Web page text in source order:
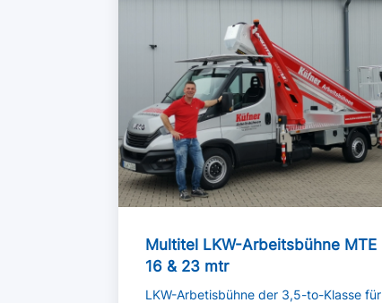
Multitel LKW-Arbeitsbühne MTE
16 & 23 mtr
LKW-Arbetisbühne der 3,5-to-Klasse für